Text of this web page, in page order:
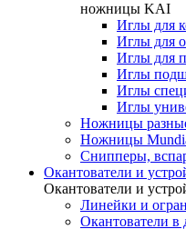
ножницы KAI
Иглы для
Иглы для
Иглы для
Иглы
Иглы
Иглы
Ножницы
Ножницы
Снипперы,
Окантователи и
Окантователи и
Линейки и
Окантователи в